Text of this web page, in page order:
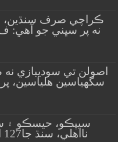
ڪراچي صرف سنڌين،
نه پر سڀني جو آهي:
سگهياسين هلياسين،
سيپڪو، حيسڪو
نااهلي، سنڌ جا127 ارب رپيا ٻڏي ويا؟